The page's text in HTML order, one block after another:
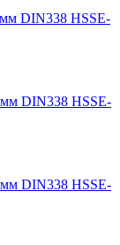
DIN338 HSSE-
DIN338 HSSE-
DIN338 HSSE-